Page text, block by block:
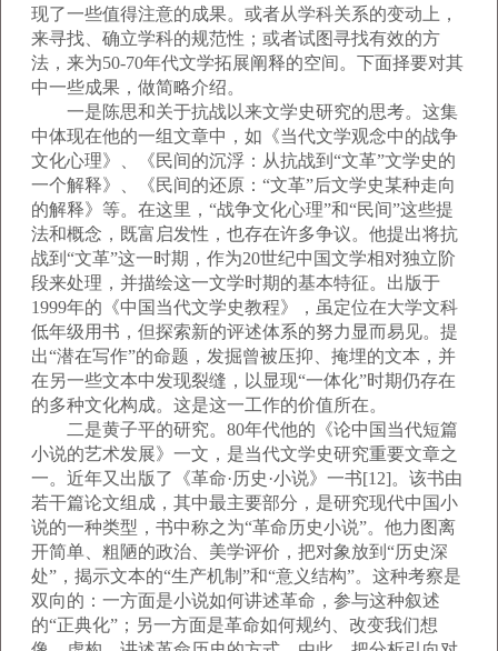
现了一些值得注意的成果。或者从学科关系的变动上，
来寻找、确立学科的规范性；或者试图寻找有效的方
法，来为50-70年代文学拓展阐释的空间。下面择要对其
中一些成果，做简略介绍。
一是陈思和关于抗战以来文学史研究的思考。这集
中体现在他的一组文章中，如《当代文学观念中的战争
文化心理》、《民间的沉浮：从抗战到“文革”文学史的
一个解释》、《民间的还原：“文革”后文学史某种走向
的解释》等。在这里，“战争文化心理”和“民间”这些提
法和概念，既富启发性，也存在许多争议。他提出将抗
战到“文革”这一时期，作为20世纪中国文学相对独立阶
段来处理，并描绘这一文学时期的基本特征。出版于
1999年的《中国当代文学史教程》，虽定位在大学文科
低年级用书，但探索新的评述体系的努力显而易见。提
出“潜在写作”的命题，发掘曾被压抑、掩埋的文本，并
在另一些文本中发现裂缝，以显现“一体化”时期仍存在
的多种文化构成。这是这一工作的价值所在。
二是黄子平的研究。80年代他的《论中国当代短篇
小说的艺术发展》一文，是当代文学史研究重要文章之
一。近年又出版了《革命·历史·小说》一书[12]。该书由
若干篇论文组成，其中最主要部分，是研究现代中国小
说的一种类型，书中称之为“革命历史小说”。他力图离
开简单、粗陋的政治、美学评价，把对象放到“历史深
处”，揭示文本的“生产机制”和“意义结构”。这种考察是
双向的：一方面是小说如何讲述革命，参与这种叙述
的“正典化”；另一方面是革命如何规约、改变我们想